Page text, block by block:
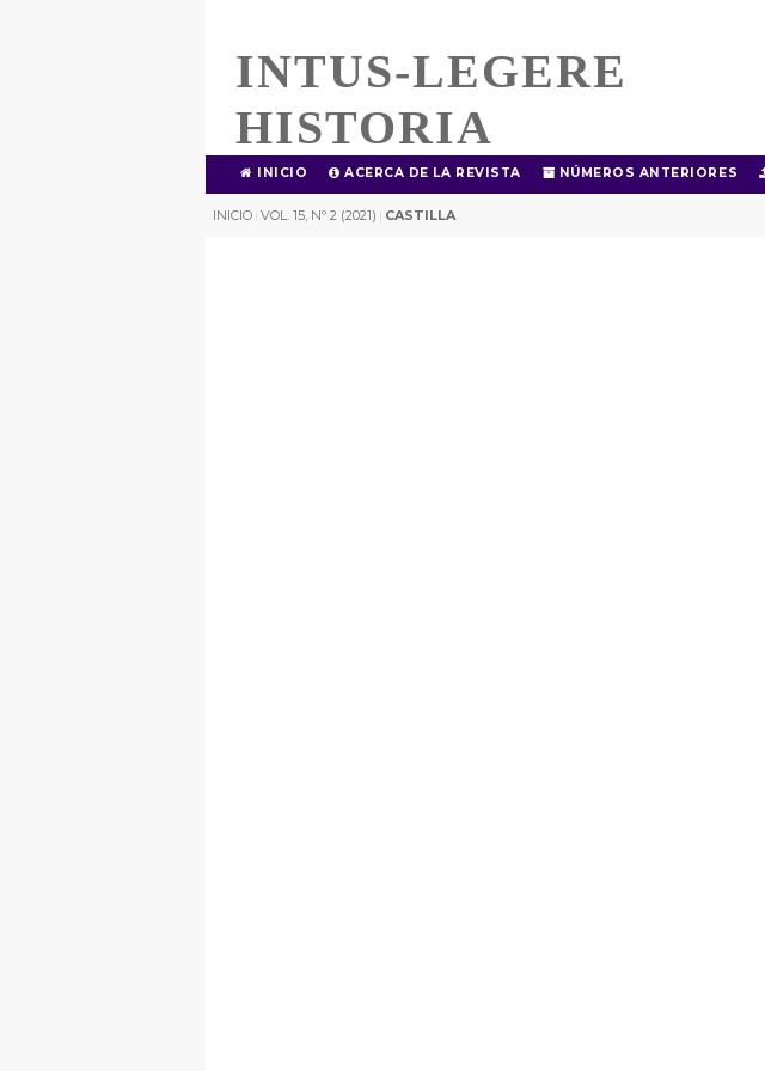
INTUS-LEGERE
HISTORIA
INICIO ACERCA DE LA REVISTA NÚMEROS ANTERIORES
INICIO | VOL. 15, Nº 2 (2021) | CASTILLA